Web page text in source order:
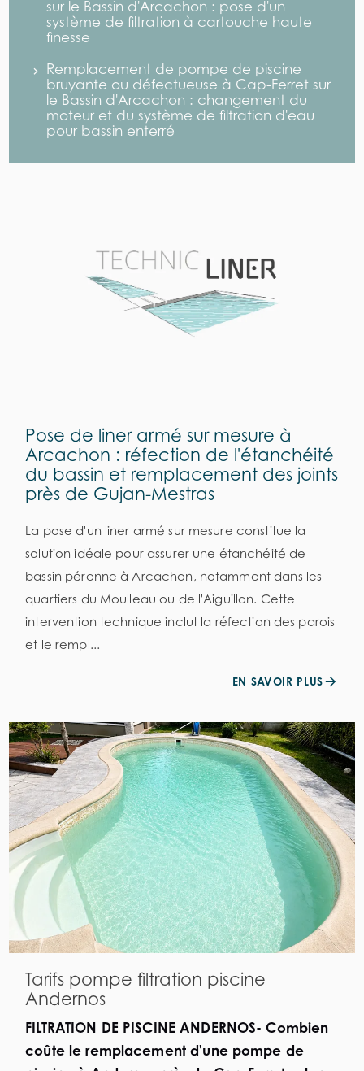
sur le Bassin d'Arcachon : pose d'un
système de filtration à cartouche haute
finesse
Remplacement de pompe de piscine
bruyante ou défectueuse à Cap-Ferret sur
le Bassin d'Arcachon : changement du
moteur et du système de filtration d'eau
pour bassin enterré
Pose de liner armé sur mesure à
Arcachon : réfection de l'étanchéité
du bassin et remplacement des joints
près de Gujan-Mestras
La pose d'un liner armé sur mesure constitue la
solution idéale pour assurer une étanchéité de
bassin pérenne à Arcachon, notamment dans les
quartiers du Moulleau ou de l'Aiguillon. Cette
intervention technique inclut la réfection des parois
et le rempl...
EN SAVOIR PLUS
Tarifs pompe filtration piscine
Andernos
FILTRATION DE PISCINE ANDERNOS- Combien
coûte le remplacement d'une pompe de